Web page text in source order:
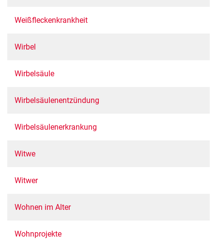
Weißfleckenkrankheit
Wirbel
Wirbelsäule
Wirbelsäulenentzündung
Wirbelsäulenerkrankung
Witwe
Witwer
Wohnen im Alter
Wohnprojekte